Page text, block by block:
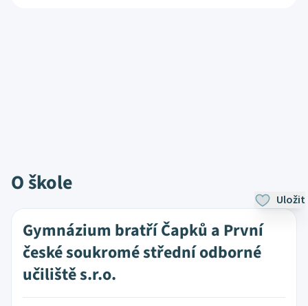
O škole
Uložit
Gymnázium bratří Čapků a První
české soukromé střední odborné
učiliště s.r.o.